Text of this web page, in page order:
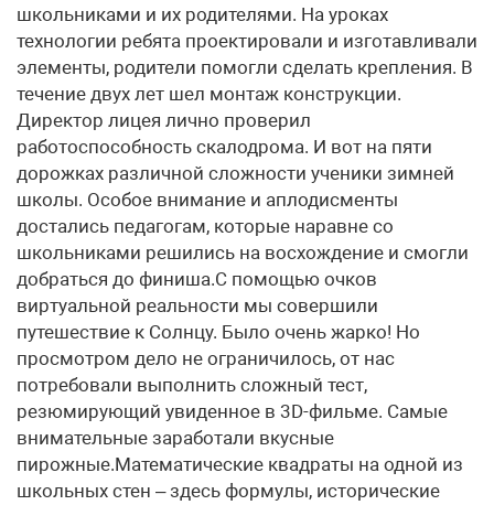
школьниками и их родителями. На уроках
технологии ребята проектировали и изготавливали
элементы, родители помогли сделать крепления. В
течение двух лет шел монтаж конструкции.
Директор лицея лично проверил
работоспособность скалодрома. И вот на пяти
дорожках различной сложности ученики зимней
школы. Особое внимание и аплодисменты
достались педагогам, которые наравне со
школьниками решились на восхождение и смогли
добраться до финиша.С помощью очков
виртуальной реальности мы совершили
путешествие к Солнцу. Было очень жарко! Но
просмотром дело не ограничилось, от нас
потребовали выполнить сложный тест,
резюмирующий увиденное в 3D-фильме. Самые
внимательные заработали вкусные
пирожные.Математические квадраты на одной из
школьных стен – здесь формулы, исторические